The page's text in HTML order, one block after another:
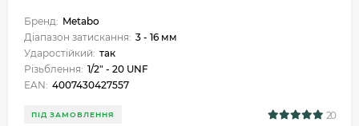
Бренд: Metabo
Діапазон затискання: 3 - 16 мм
Ударостійкий: так
Різьблення: 1/2" - 20 UNF
EAN: 4007430427557
ПІД ЗАМОВЛЕННЯ 20